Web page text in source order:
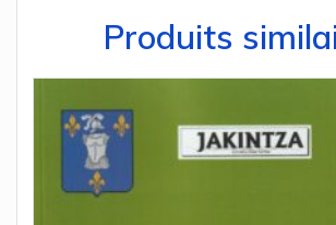
Produits